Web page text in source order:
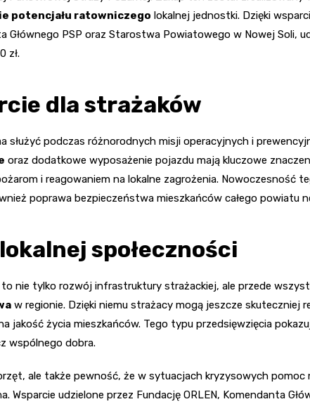
potencjału ratowniczego lokalnej jednostki. Dzięki
Głównego PSP oraz Starostwa Powiatowego w Nowej Soli,
zł.
dla strażaków
służyć podczas różnorodnych misji operacyjnych i
oraz dodatkowe wyposażenie pojazdu mają kluczowe
i reagowaniem na lokalne zagrożenia. Nowoczesność
poprawa bezpieczeństwa mieszkańców całego powiatu
społeczności
nie tylko rozwój infrastruktury strażackiej, ale przede
w regionie. Dzięki niemu strażacy mogą jeszcze skuteczniej
jakość życia mieszkańców. Tego typu przedsięwzięcia
wspólnego dobra.
ale także pewność, że w sytuacjach kryzysowych pomoc
Wsparcie udzielone przez Fundację ORLEN, Komendanta